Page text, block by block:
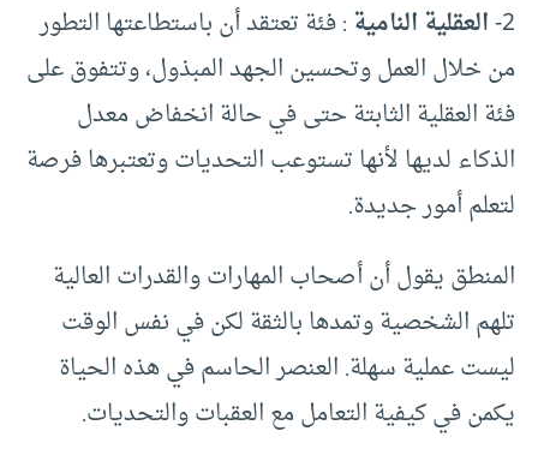
2- العقلية النامية: فئة تعتقد أن باستطاعتها التطور
من خلال العمل وتحسين الجهد المبذول، وتتفوق على
فئة العقلية الثابتة حتى في حالة انخفاض معدل
الذكاء لديها لأنها تستوعب التحديات وتعتبرها فرصة
لتعلم أمور جديدة.
المنطق يقول أن أصحاب المهارات والقدرات العالية
تلهم الشخصية وتمدها بالثقة لكن في نفس الوقت
ليست عملية سهلة. العنصر الحاسم في هذه الحياة
يكمن في كيفية التعامل مع العقبات والتحديات.